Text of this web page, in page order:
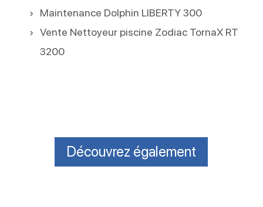
Maintenance Dolphin LIBERTY 300
Vente Nettoyeur piscine Zodiac TornaX RT
3200
Découvrez également